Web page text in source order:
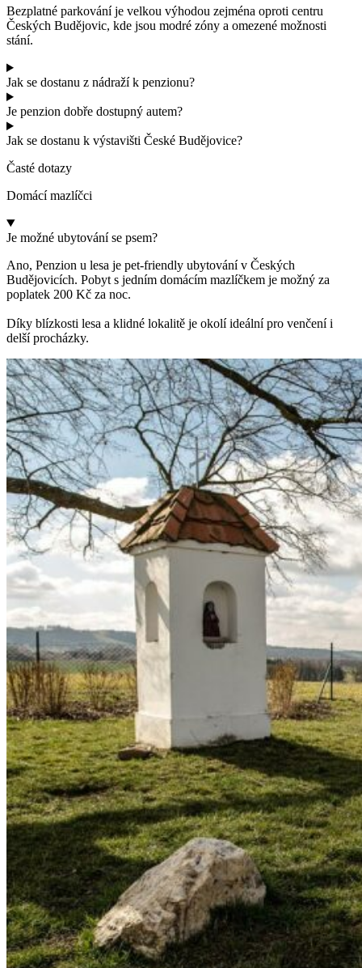
Bezplatné parkování je velkou výhodou zejména oproti centru
Českých Budějovic, kde jsou modré zóny a omezené možnosti
stání.
Jak se dostanu z nádraží k penzionu?
Je penzion dobře dostupný autem?
Jak se dostanu k výstavišti České Budějovice?
Časté dotazy
Domácí mazlíčci
Je možné ubytování se psem?
Ano, Penzion u lesa je pet-friendly ubytování v Českých
Budějovicích. Pobyt s jedním domácím mazlíčkem je možný za
poplatek 200 Kč za noc.
Díky blízkosti lesa a klidné lokalitě je okolí ideální pro venčení i
delší procházky.